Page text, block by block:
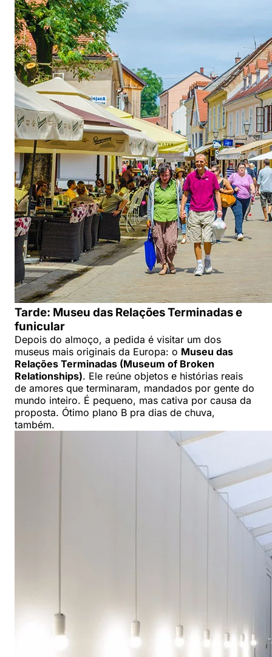
Tarde: Museu das Relações Terminadas e
funicular
Depois do almoço, a pedida é visitar um dos
museus mais originais da Europa: o Museu das
Relações Terminadas (Museum of Broken
Relationships). Ele reúne objetos e histórias reais
de amores que terminaram, mandados por gente do
mundo inteiro. É pequeno, mas cativa por causa da
proposta. Ótimo plano B pra dias de chuva,
também.